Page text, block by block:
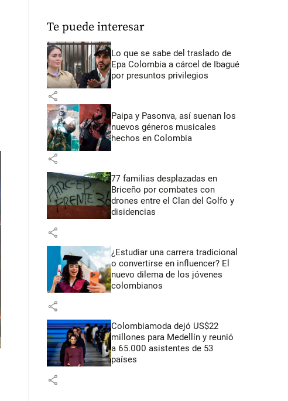
Te puede interesar
Lo que se sabe del traslado de
Epa Colombia a cárcel de Ibagué
por presuntos privilegios
share
Paipa y Pasonva, así suenan los
nuevos géneros musicales
hechos en Colombia
share
77 familias desplazadas en
Briceño por combates con
drones entre el Clan del Golfo y
disidencias
share
¿Estudiar una carrera tradicional
o convertirse en influencer? El
nuevo dilema de los jóvenes
colombianos
share
Colombiamoda dejó US$22
millones para Medellín y reunió
a 65.000 asistentes de 53
países
share